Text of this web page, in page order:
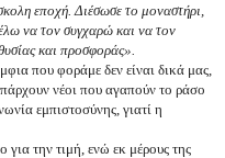
εποχή. Διέσωσε το μοναστήρι,
να τον συγχαρώ και να τον
και προσφοράς».
που φοράμε δεν είναι δικά μας,
νέοι που αγαπούν το ράσο
εμπιστοσύνης, γιατί η
για την τιμή, ενώ εκ μέρους της